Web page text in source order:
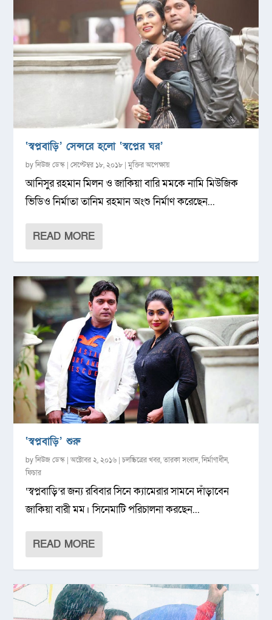
‘স্বপ্নবাড়ি’ সেন্সরে হলো ‘স্বপ্নের ঘর’
byনিউজ ডেস্ক |সেপ্টেম্বর ১৮, ২০১৮ |মুক্তির অপেক্ষায়
আনিসুর রহমান মিলন ও জাকিয়া বারি মমকে নামি মিউজিক
ভিডিও নির্মাতা তানিম রহমান অংশু নির্মাণ করেছেন...
READ MORE
‘স্বপ্নবাড়ি’ শুরু
byনিউজ ডেস্ক |অক্টোবর ২, ২০১৬ |চলচ্চিত্রের খবর,তারকা সংবাদ,নির্মাণাধীন,
ফিচার
‘স্বপ্নবাড়ি’র জন্য রবিবার সিনে ক্যামেরার সামনে দাঁড়াবেন
জাকিয়া বারী মম। সিনেমাটি পরিচালনা করছেন...
READ MORE